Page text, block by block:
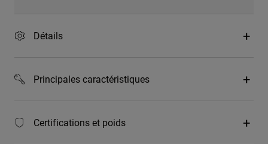
Détails
Principales caractéristiques
Certifications et poids